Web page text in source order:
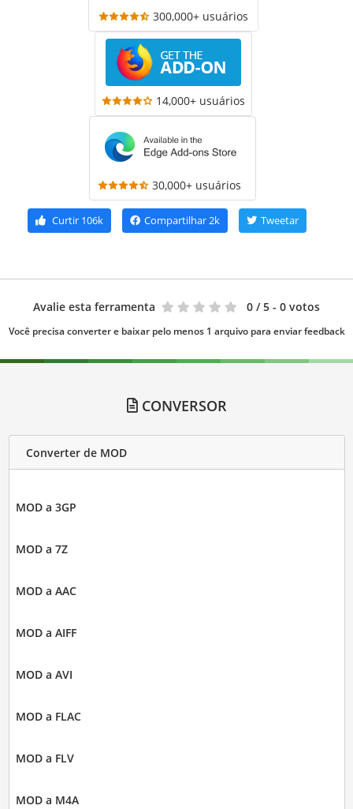
300,000+ usuários
14,000+ usuários
30,000+ usuários
Curtir 106k Compartilhar2k Tweetar
Avalie esta ferramenta 0 / 5 - 0 votos
Você precisa converter e baixar pelo menos 1 arquivo para enviar feedback
CONVERSOR
Converter de MOD
MOD a 3GP
MOD a 7Z
MOD a AAC
MOD a AIFF
MOD a AVI
MOD a FLAC
MOD a FLV
MOD a M4A